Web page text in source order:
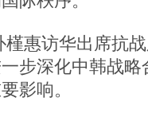
惠访华出席抗
步深化中韩战
影响。